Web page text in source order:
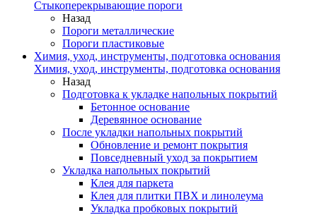
Стыкоперекрывающие пороги
Назад
Пороги металлические
Пороги пластиковые
Химия, уход, инструменты, подготовка основания
Химия, уход, инструменты, подготовка основания
Назад
Подготовка к укладке напольных покрытий
Бетонное основание
Деревянное основание
После укладки напольных покрытий
Обновление и ремонт покрытия
Повседневный уход за покрытием
Укладка напольных покрытий
Клея для паркета
Клея для плитки ПВХ и линолеума
Укладка пробковых покрытий